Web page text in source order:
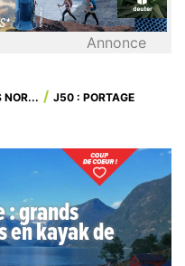
Annonce
NOR...
J50 : PORTAGE
: grands
en kayak de